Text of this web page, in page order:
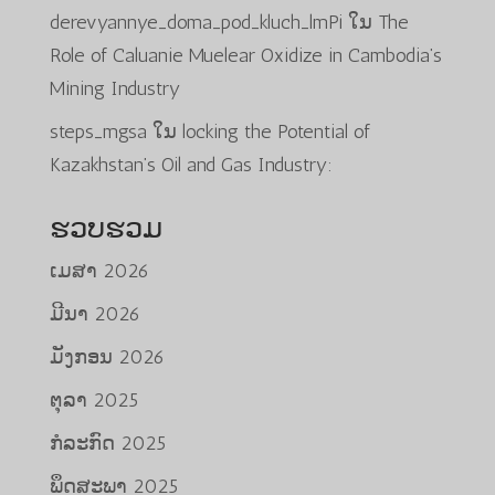
derevyannye_doma_pod_kluch_lmPi ໃນ The
Role of Caluanie Muelear Oxidize in Cambodia’s
Mining Industry
steps_mgsa ໃນ locking the Potential of
Kazakhstan’s Oil and Gas Industry:
ຮວບຮວມ
ເມສາ 2026
ມີນາ 2026
ມັງກອນ 2026
ຕຸລາ 2025
ກໍລະກົດ 2025
ພຶດສະພາ 2025